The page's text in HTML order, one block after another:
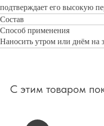
подтверждает его высокую
Состав
Способ применения
Наносить утром или днём на
С этим товаром